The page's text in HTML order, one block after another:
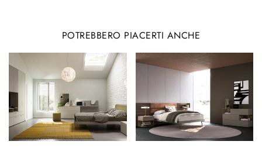
POTREBBERO PIACERTI ANCHE